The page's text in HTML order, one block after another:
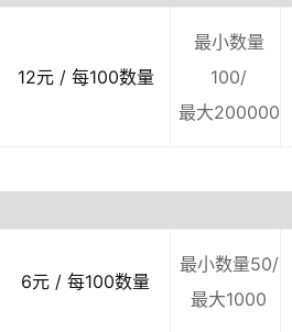
12元 / 每100数量
最小数量
100/
最大200000
6元 / 每100数量
最小数量50/
最大1000